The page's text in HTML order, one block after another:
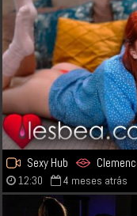
Sexy Hub
12:30 4 meses atrás